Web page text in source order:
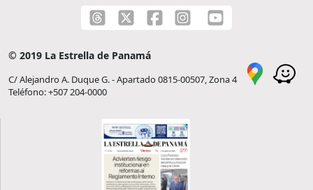
© 2019 La Estrella de Panamá
C/ Alejandro A. Duque G. - Apartado 0815-00507, Zona 4
Teléfono: +507 204-0000